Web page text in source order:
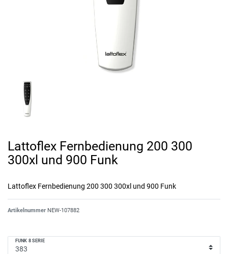
Lattoflex Fernbedienung 200 300
300xl und 900 Funk
Lattoflex Fernbedienung 200 300 300xl und 900 Funk
Artikelnummer NEW-107882
FUNK 8 SERIE